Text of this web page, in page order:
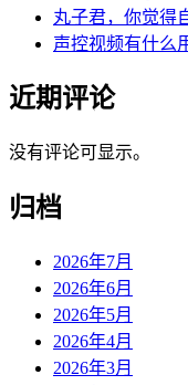
丸子君，你觉得
声控视频有什么
近期评论
没有评论可显示。
归档
2026年7月
2026年6月
2026年5月
2026年4月
2026年3月